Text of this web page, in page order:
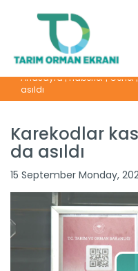
Anasayfa|Haberler|Genel
asıldı
Karekodlar
da asıldı
15 September Monday,